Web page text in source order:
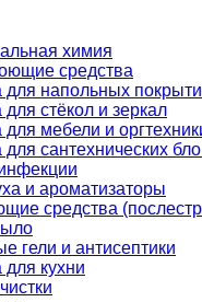
химия
средства
напольных
стёкол и зеркал
мебели и
сантехнических
и ароматизаторы
средства
гели и антисептики
кухни